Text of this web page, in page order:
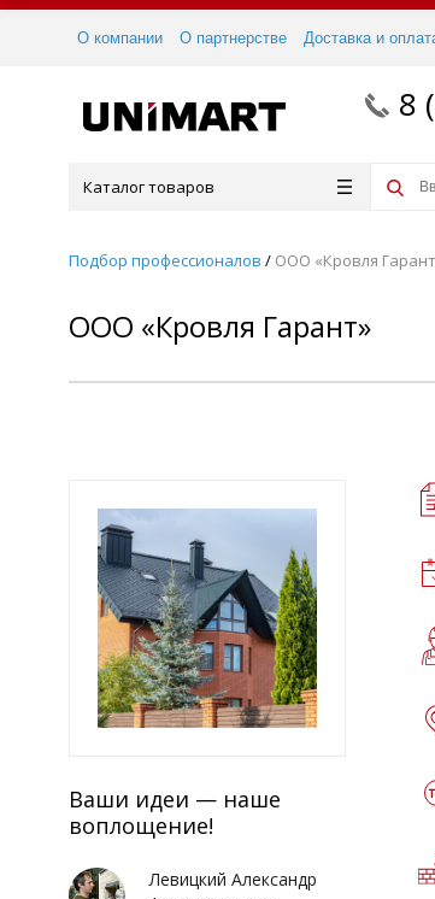
О компании О партнерстве Доставка и
8
Каталог товаров
Подбор профессионалов / ООО «Кровля
ООО «Кровля Гарант»
Ваши идеи — наше
воплощение!
Левицкий Александр